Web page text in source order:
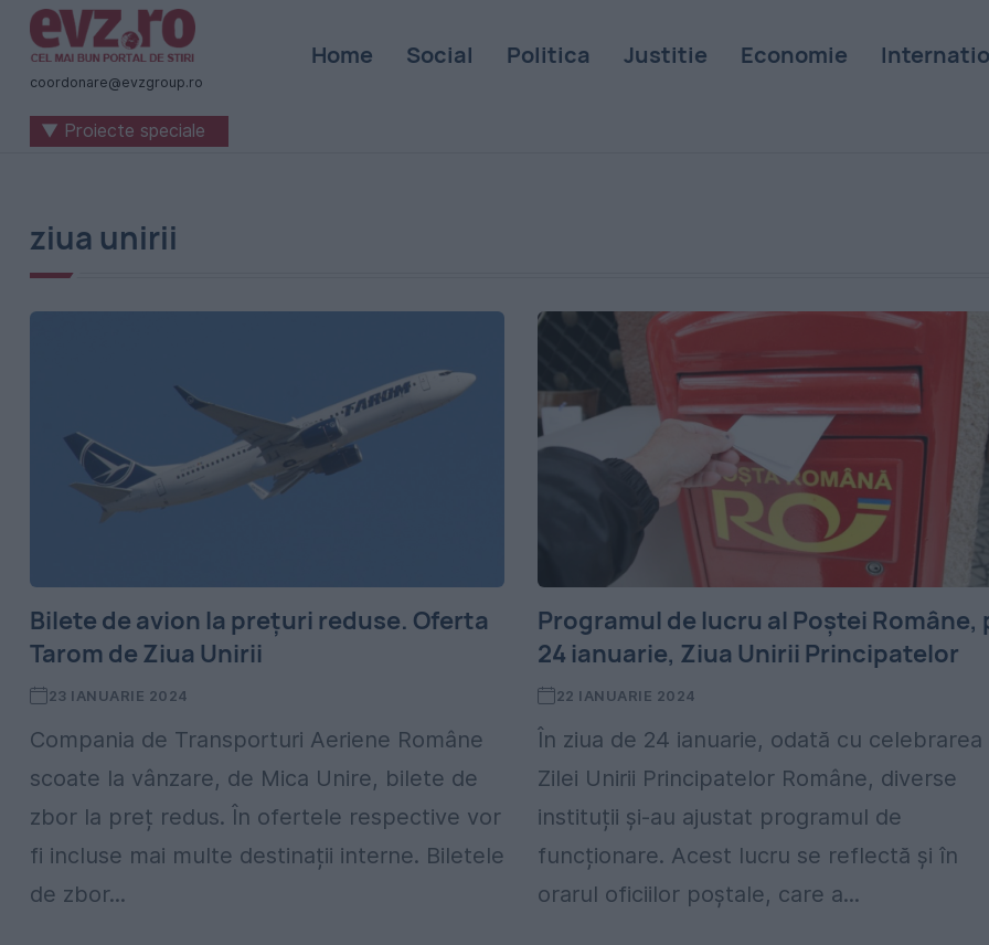
Știri
naționale
internaționale
România
-
coordonare@evzgroup.ro
Home Social Politica Justitie Economie
▼ Proiecte speciale
ziua unirii
Bilete de avion la prețuri reduse. Oferta
Tarom de Ziua Unirii
23 IANUARIE 2024
Compania de Transporturi Aeriene Române
scoate la vânzare, de Mica Unire, bilete de
zbor la preț redus. În ofertele respective vor
fi incluse mai multe destinații interne. Biletele
de zbor...
Programul de lucru al Poștei Române,
24 ianuarie, Ziua Unirii Principatelor
22 IANUARIE 2024
În ziua de 24 ianuarie, odată cu celebrarea
Zilei Unirii Principatelor Române, diverse
instituții și-au ajustat programul de
funcționare. Acest lucru se reflectă și în
orarul oficiilor poștale, care a...